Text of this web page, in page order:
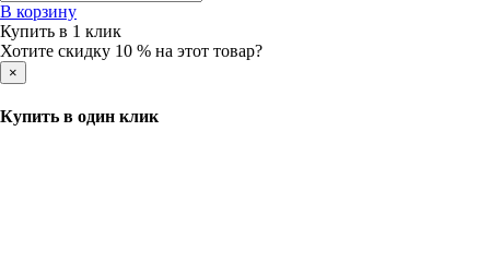
В корзину
Купить в 1 клик
Хотите скидку 10 % на этот товар?
×
Купить в один клик